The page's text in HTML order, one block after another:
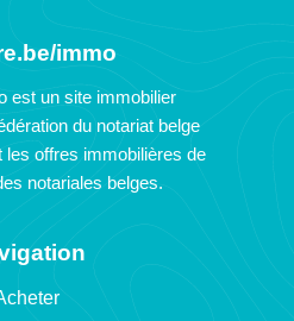
immo
est un site immobilier
du notariat belge
les offres immobilières de
notariales belges.